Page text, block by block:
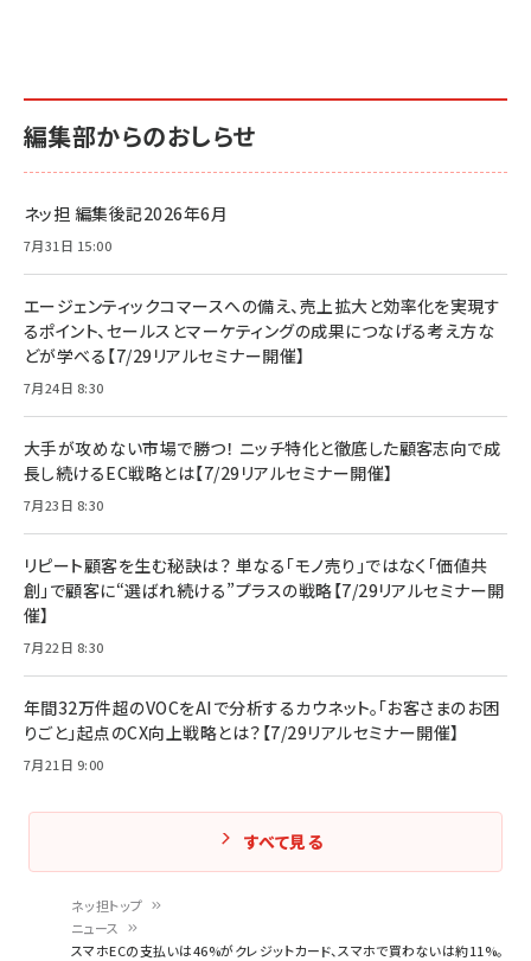
ネッ担トップ
ニュース
スマホECの支払いは46%がクレジットカード、スマホで買わないは約11%。
編集部からのおしらせ
ネッ担 編集後記2026年6月
7月31日 15:00
エージェンティックコマースへの備え、売上拡大と効率化を実現す
るポイント、セールスとマーケティングの成果につなげる考え方な
どが学べる【7/29リアルセミナー開催】
7月24日 8:30
大手が攻めない市場で勝つ！ ニッチ特化と徹底した顧客志向で成
長し続けるEC戦略とは【7/29リアルセミナー開催】
7月23日 8:30
リピート顧客を生む秘訣は？ 単なる「モノ売り」ではなく「価値共
創」で顧客に“選ばれ続ける”プラスの戦略【7/29リアルセミナー開
催】
7月22日 8:30
年間32万件超のVOCをAIで分析するカウネット。「お客さまのお困
りごと」起点のCX向上戦略とは？【7/29リアルセミナー開催】
7月21日 9:00
すべて見る